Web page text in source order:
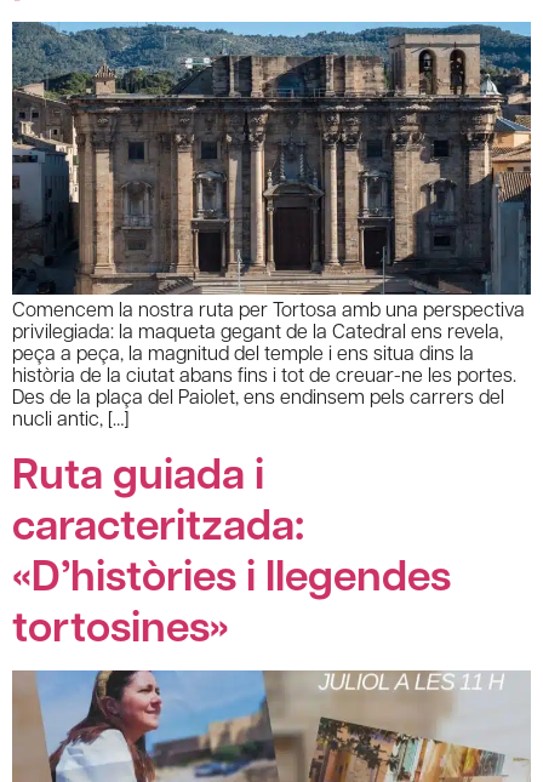
Comencem la nostra ruta per Tortosa amb una perspectiva
privilegiada: la maqueta gegant de la Catedral ens revela,
peça a peça, la magnitud del temple i ens situa dins la
història de la ciutat abans fins i tot de creuar-ne les portes.
Des de la plaça del Paiolet, ens endinsem pels carrers del
nucli antic, […]
Ruta guiada i
caracteritzada:
«D’històries i llegendes
tortosines»